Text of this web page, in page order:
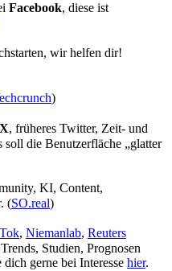
Facebook, diese ist
wir helfen dir!
)
X, früheres Twitter, Zeit- und
soll die Benutzerfläche „glatter
KI, Content,
(SO.real)
, Niemanlab, Reuters
Studien, Prognosen
gerne bei Interesse hier.